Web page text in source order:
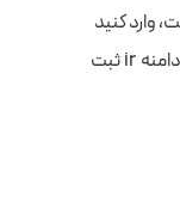
اتصال دامنه به هاست زمانی ممکن است که دامنه‌ به درستی ثبت شده باشد. در صورتی که هنوز دامنه ir ثبت